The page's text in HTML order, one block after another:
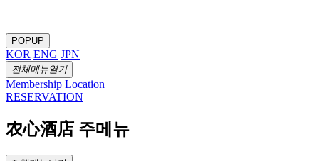
POPUP
KOR ENG JPN
전체메뉴열기
Membership Location
RESERVATION
农心酒店 주메뉴